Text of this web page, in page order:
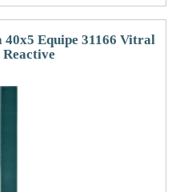
Equipe 31166 Vitral